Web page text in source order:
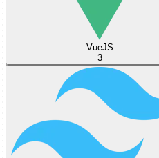
VueJS
3